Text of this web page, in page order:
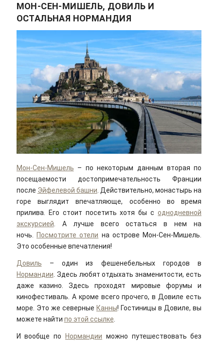
МОН-СЕН-МИШЕЛЬ, ДОВИЛЬ И
ОСТАЛЬНАЯ НОРМАНДИЯ
Мон-Сен-Мишель – по некоторым данным вторая по
посещаемости достопримечательность Франции
после Эйфелевой башни. Действительно, монастырь на
горе выглядит впечатляюще, особенно во время
прилива. Его стоит посетить хотя бы соднодневной
экскурсией. А лучше всего остаться в нем на
ночь. Посмотрите отели на острове Мон-Сен-Мишель.
Это особенные впечатления!
Довиль – один из фешенебельных городов в
Нормандии. Здесь любят отдыхать знаменитости, есть
даже казино. Здесь проходят мировые форумы и
кинофестиваль. А кроме всего прочего, в Довиле есть
море. Это же северные Канны! Гостиницы в Довиле, вы
можете найти по этой ссылке.
И вообще по Нормандии можно путешествовать без